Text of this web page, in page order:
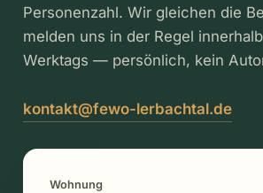
Personenzahl. Wir gleichen die
melden uns in der Regel
Werktags — persönlich, kein
kontakt@fewo-lerbachtal.de
Wohnung